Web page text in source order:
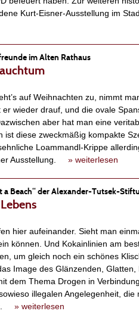
Kurt-Eisner-Ausstellung im
im Alten Rathaus
auf Weihnachten zu, nimmt
er wieder drauf, und die ovale
aber hat man eine
ist diese zweckmäßig kompakte
Loammandl-Krippe
Ausstellung. » weiterlesen
a Beach“ der Alexander-Tutsek-
hier aufeinander. Sieht man
können. Und Kokainlinien am
um gleich noch ein schönes
Image des Glänzenden,
dem Thema Drogen in
illegalen Angelegenheit,
» weiterlesen